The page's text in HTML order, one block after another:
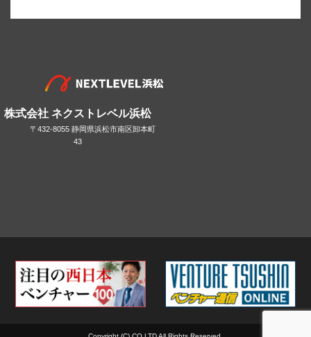
株式会社 ネクストレベル浜松
〒432-8055 静岡県浜松市南区卸本町
43